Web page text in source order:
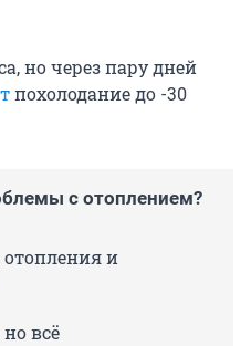
но через пару дней
похолодание до -30
с отоплением?
и
всё